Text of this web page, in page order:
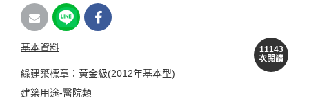
11143
次閱讀
基本資料
綠建築標章：黃金級(2012年基本型)
建築用途-醫院類